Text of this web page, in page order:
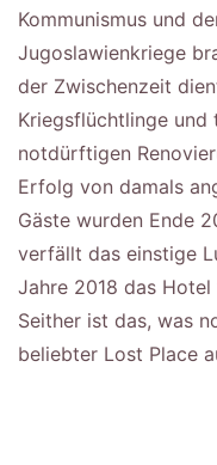
Kommunismus und
Jugoslawienkriege
der Zwischenzeit
Kriegsflüchtlinge und
notdürftigen
Erfolg von damals
Gäste wurden Ende
verfällt das einstige
Jahre 2018 das
Seither ist das, was
beliebter Lost Place